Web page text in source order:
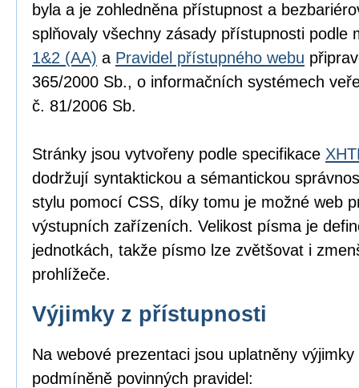
byla a je zohledněna přístupnost a
splňovaly všechny zásady přístupnosti podle
1&2 (AA) a Pravidel přístupného webu
365/2000 Sb., o informačních systémech
č. 81/2006 Sb.
Stránky jsou vytvořeny podle specifikace
dodržují syntaktickou a sémantickou
stylu pomocí CSS, díky tomu je možné web
výstupních zařízeních. Velikost písma je
jednotkách, takže písmo lze zvětšovat i
prohlížeče.
Výjimky z přístupnosti
Na webové prezentaci jsou uplatněny
podmíněně povinných pravidel: